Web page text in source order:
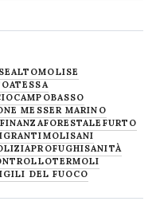
ALTOMOLISE
ATESSA
CAMPOBASSO
MESSER MARINO
FINANZAFORESTALE FURTO
MOLISANI
PROFUGHISANITÀ
TERMOLI
DEL FUOCO